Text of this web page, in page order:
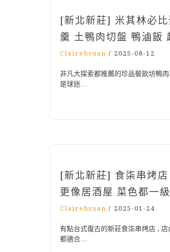
[新北新莊] 米其林必
羹 土鴨肉切盤 鴨滷飯
Clairehsuan / 2025-08-12
非凡大探索都推薦的珍品餐飲坊鴨
是球迷…
[新北新莊] 食柒串烤
更像居酒屋 菜色都一
Clairehsuan / 2025-01-24
有點台式復古的新莊食柒串烤店 ,
都適合…